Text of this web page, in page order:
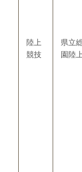
陸上
競技
県立
園陸